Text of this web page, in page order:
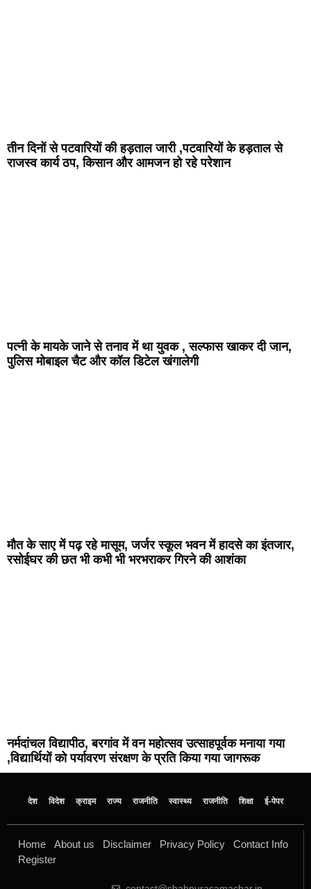
तीन दिनों से पटवारियों की हड़ताल जारी ,पटवारियों के हड़ताल से
राजस्व कार्य ठप, किसान और आमजन हो रहे परेशान
पत्नी के मायके जाने से तनाव में था युवक , सल्फास खाकर दी जान,
पुलिस मोबाइल चैट और कॉल डिटेल खंगालेगी
मौत के साए में पढ़ रहे मासूम, जर्जर स्कूल भवन में हादसे का इंतजार,
रसोईघर की छत भी कभी भी भरभराकर गिरने की आशंका
नर्मदांचल विद्यापीठ, बरगांव में वन महोत्सव उत्साहपूर्वक मनाया गया
,विद्यार्थियों को पर्यावरण संरक्षण के प्रति किया गया जागरूक
देश विदेश क्राइम राज्य राजनीति स्वास्थ्य राजनीति शिक्षा ई-पेपर
Home About us Disclaimer Privacy Policy
Contact Info
Register